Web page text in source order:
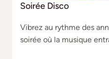
Soirée Disco
Vibrez au rythme des
soirée où la musique